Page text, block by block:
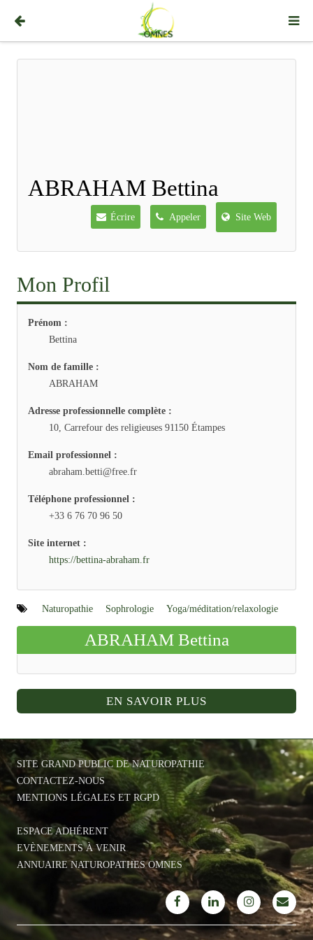
ABRAHAM Bettina
Écrire Appeler Site Web
Mon Profil
Prénom :
Bettina
Nom de famille :
ABRAHAM
Adresse professionnelle complète :
10, Carrefour des religieuses 91150 Étampes
Email professionnel :
abraham.betti@free.fr
Téléphone professionnel :
+33 6 76 70 96 50
Site internet :
https://bettina-abraham.fr
Naturopathie Sophrologie Yoga/méditation/relaxologie
ABRAHAM Bettina
EN SAVOIR PLUS
SITE GRAND PUBLIC DE NATUROPATHIE
CONTACTEZ-NOUS
MENTIONS LÉGALES ET RGPD
ESPACE ADHÉRENT
EVÈNEMENTS À VENIR
ANNUAIRE NATUROPATHES OMNES